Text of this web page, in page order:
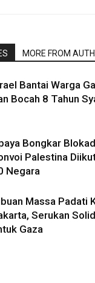
MORE FROM
Bantai Warga
Bocah 8 Tahun
Bongkar
Palestina
Negara
Massa Padati
Serukan
Gaza